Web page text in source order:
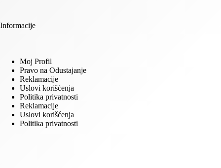
Informacije
Moj Profil
Pravo na Odustajanje
Reklamacije
Uslovi korišćenja
Politika privatnosti
Reklamacije
Uslovi korišćenja
Politika privatnosti